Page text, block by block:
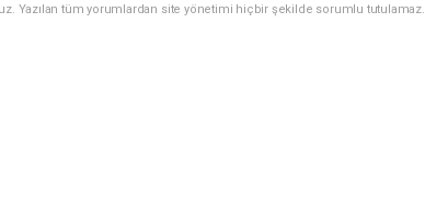
Yazılan tüm yorumlardan site yönetimi hiçbir şekilde sorumlu tutulamaz.